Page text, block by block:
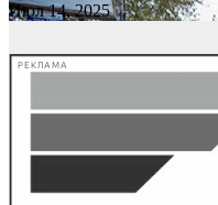
Июл 14, 2025
РЕКЛАМА